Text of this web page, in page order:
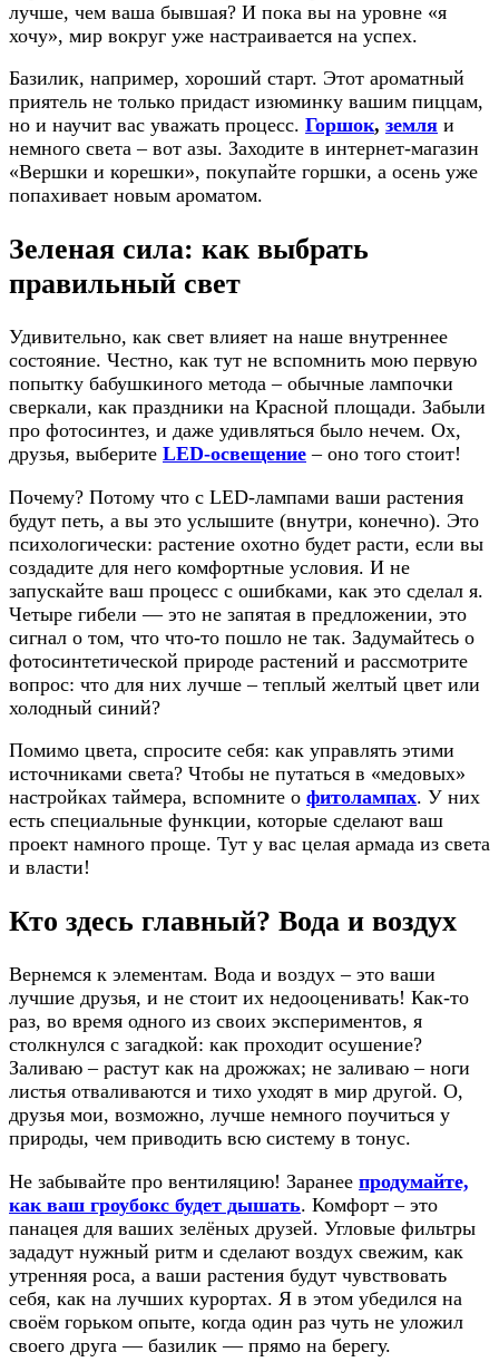
лучше, чем ваша бывшая? И пока вы на уровне «я
хочу», мир вокруг уже настраивается на успех.
Базилик, например, хороший старт. Этот ароматный
приятель не только придаст изюминку вашим пиццам,
но и научит вас уважать процесс. Горшок, земля и
немного света – вот азы. Заходите в интернет-магазин
«Вершки и корешки», покупайте горшки, а осень уже
попахивает новым ароматом.
Зеленая сила: как выбрать
правильный свет
Удивительно, как свет влияет на наше внутреннее
состояние. Честно, как тут не вспомнить мою первую
попытку бабушкиного метода – обычные лампочки
сверкали, как праздники на Красной площади. Забыли
про фотосинтез, и даже удивляться было нечем. Ох,
друзья, выберите LED-освещение – оно того стоит!
Почему? Потому что с LED-лампами ваши растения
будут петь, а вы это услышите (внутри, конечно). Это
психологически: растение охотно будет расти, если вы
создадите для него комфортные условия. И не
запускайте ваш процесс с ошибками, как это сделал я.
Четыре гибели — это не запятая в предложении, это
сигнал о том, что что-то пошло не так. Задумайтесь о
фотосинтетической природе растений и рассмотрите
вопрос: что для них лучше – теплый желтый цвет или
холодный синий?
Помимо цвета, спросите себя: как управлять этими
источниками света? Чтобы не путаться в «медовых»
настройках таймера, вспомните о фитолампах. У них
есть специальные функции, которые сделают ваш
проект намного проще. Тут у вас целая армада из света
и власти!
Кто здесь главный? Вода и воздух
Вернемся к элементам. Вода и воздух – это ваши
лучшие друзья, и не стоит их недооценивать! Как-то
раз, во время одного из своих экспериментов, я
столкнулся с загадкой: как проходит осушение?
Заливаю – растут как на дрожжах; не заливаю – ноги
листья отваливаются и тихо уходят в мир другой. О,
друзья мои, возможно, лучше немного поучиться у
природы, чем приводить всю систему в тонус.
Не забывайте про вентиляцию! Заранее продумайте,
как ваш гроубокс будет дышать. Комфорт – это
панацея для ваших зелёных друзей. Угловые фильтры
зададут нужный ритм и сделают воздух свежим, как
утренняя роса, а ваши растения будут чувствовать
себя, как на лучших курортах. Я в этом убедился на
своём горьком опыте, когда один раз чуть не уложил
своего друга — базилик — прямо на берегу.